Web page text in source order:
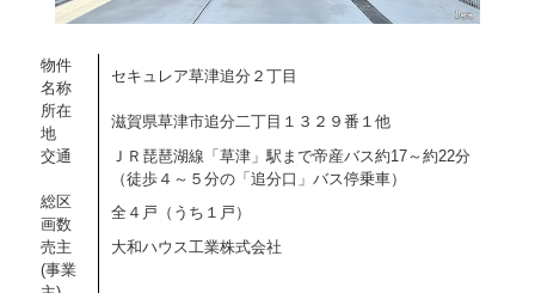
物件
名称
セキュレア草津追分２丁目
所在
地
滋賀県草津市追分二丁目１３２９番１他
交通
ＪＲ琵琶湖線「草津」駅まで帝産バス約17～約22分
（徒歩４～５分の「追分口」バス停乗車）
総区
画数
全４戸（うち１戸）
売主
(事業
大和ハウス工業株式会社